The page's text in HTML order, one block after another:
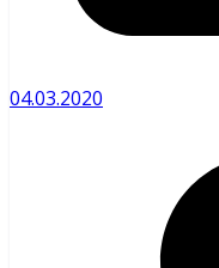
04.03.2020